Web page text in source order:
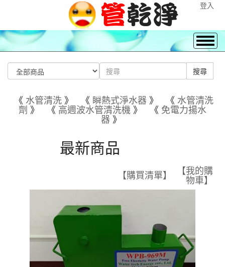
登入
《 水管清洗》 《 瞬熱式淨水器 》 《 水管清洗
劑》 《 高週波水管清洗機》 《 免電力揚水
器》
最新商品
【購買清單】 【我的購
物車】